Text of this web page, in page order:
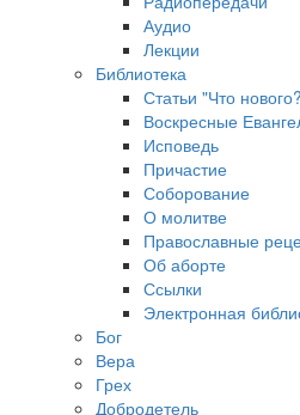
Аудио
Лекции
Библиотека
Статьи "Что
Воскресные
Исповедь
Причастие
Соборование
О молитве
Православные
Об аборте
Ссылки
Электронная
Бог
Вера
Грех
Добродетель